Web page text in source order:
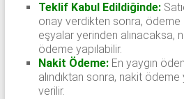
Teklif Kabul Edildiğinde:
onay verdikten sonra, ödeme
eşyalar yerinden alınacaksa,
ödeme yapılabilir.
Nakit Ödeme:En yaygın
alındıktan sonra, nakit ödeme
verilir.